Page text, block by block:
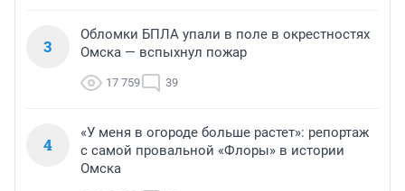
3
Обломки БПЛА упали в поле в окрестностях
Омска — вспыхнул пожар
17 759 39
4
«У меня в огороде больше растет»: репортаж
с самой провальной «Флоры» в истории
Омска